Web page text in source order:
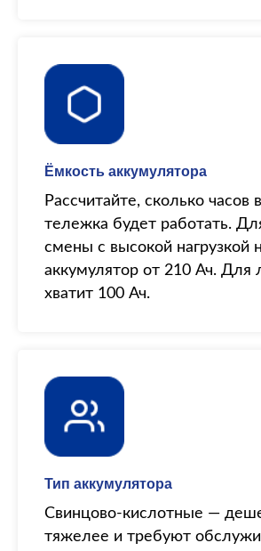
Ёмкость аккумулятора
Рассчитайте, сколько часов
тележка будет работать.
смены с высокой нагрузкой
аккумулятор от 210 Ач. Для
хватит 100 Ач.
Тип аккумулятора
Свинцово-кислотные —
тяжелее и требуют